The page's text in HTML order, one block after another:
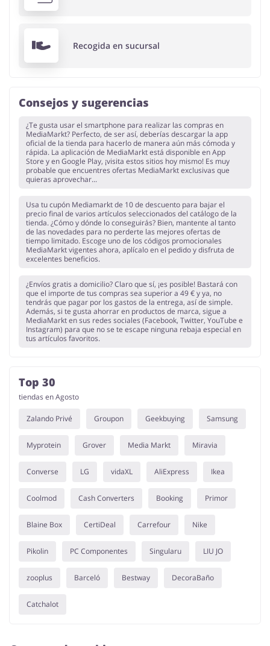
Recogida en sucursal
Consejos y sugerencias
¿Te gusta usar el smartphone para realizar las compras en
MediaMarkt? Perfecto, de ser así, deberías descargar la app
oficial de la tienda para hacerlo de manera aún más cómoda y
rápida. La aplicación de MediaMarkt está disponible en App
Store y en Google Play, ¡visita estos sitios hoy mismo! Es muy
probable que encuentres ofertas MediaMarkt exclusivas que
quieras aprovechar...
Usa tu cupón Mediamarkt de 10 de descuento para bajar el
precio final de varios artículos seleccionados del catálogo de la
tienda. ¿Cómo y dónde lo conseguirás? Bien, mantente al tanto
de las novedades para no perderte las mejores ofertas de
tiempo limitado. Escoge uno de los códigos promocionales
MediaMarkt vigentes ahora, aplícalo en el pedido y disfruta de
excelentes beneficios.
¿Envíos gratis a domicilio? Claro que sí, ¡es posible! Bastará con
que el importe de tus compras sea superior a 49 € y ya, no
tendrás que pagar por los gastos de la entrega, así de simple.
Además, si te gusta ahorrar en productos de marca, sigue a
MediaMarkt en sus redes sociales (Facebook, Twitter, YouTube e
Instagram) para que no se te escape ninguna rebaja especial en
tus artículos favoritos.
Top 30
tiendas en Agosto
Zalando Privé Groupon Geekbuying Samsung
Myprotein Grover Media Markt Miravia
Converse LG vidaXL AliExpress Ikea
Coolmod Cash Converters Booking Primor
Blaine Box CertiDeal Carrefour Nike
Pikolin PC Componentes Singularu LIU JO
zooplus Barceló Bestway DecoraBaño
Catchalot